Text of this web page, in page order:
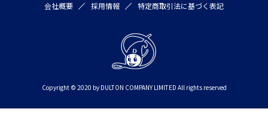
会社概要
採用情報 特定商取引法に基づく表記
Copyright © 2020 by DULTON COMPANY LIMITED All rights reserved